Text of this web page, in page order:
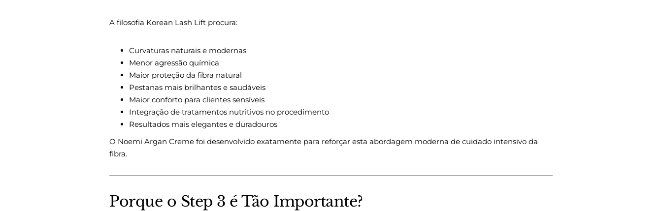
A filosofia Korean Lash Lift procura:
Curvaturas naturais e modernas
Menor agressão química
Maior proteção da fibra natural
Pestanas mais brilhantes e saudáveis
Maior conforto para clientes sensíveis
Integração de tratamentos nutritivos no procedimento
Resultados mais elegantes e duradouros
O Noemi Argan Creme foi desenvolvido exatamente para reforçar esta abordagem moderna de cuidado intensivo da
fibra.
Porque o Step 3 é Tão Importante?